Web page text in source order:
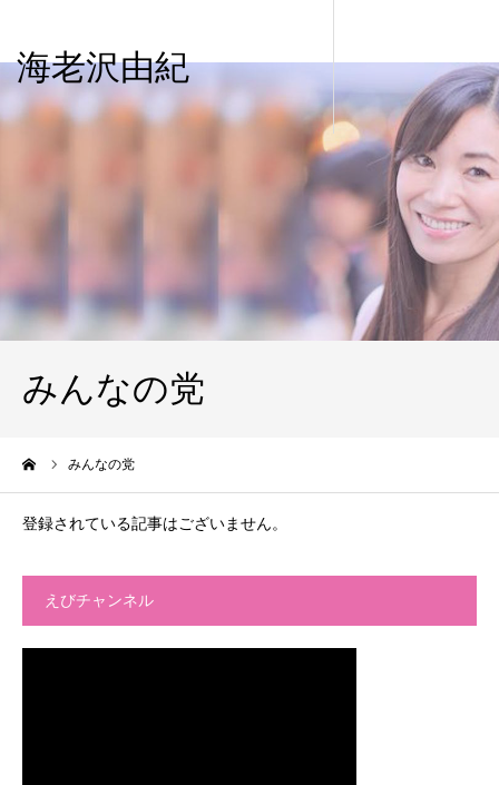
海老沢由紀
みんなの党
みんなの党
登録されている記事はございません。
えびチャンネル